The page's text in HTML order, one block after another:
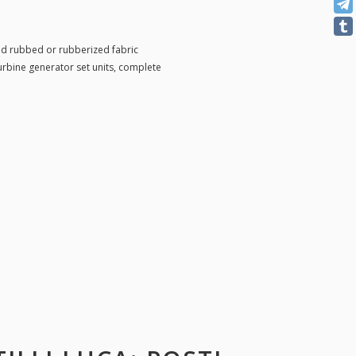
rubbed or rubberized fabric
generator set units, complete